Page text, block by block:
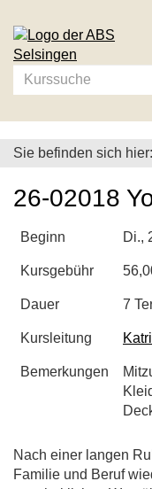
Sie befinden sich hier:
26-02018
Beginn Di.,
Kursgebühr
Dauer 7
Kursleitung
Bemerkungen
Nach einer langen
Familie und Beruf